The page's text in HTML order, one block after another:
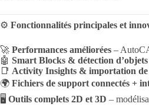
⚙️ Fonctionnalités principales et
🚀 Performances améliorées –
🤖 Smart Blocks & détection
📑 Activity Insights & importation de
🌍 Fichiers de support connectés +
🖥️ Outils complets 2D et 3D –